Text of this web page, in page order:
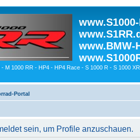
www.BMW-
M 1000 RR - HP4 - HP4 Race - S 1000 R - S 1000
Portal
sein, um Profile anzuschauen.